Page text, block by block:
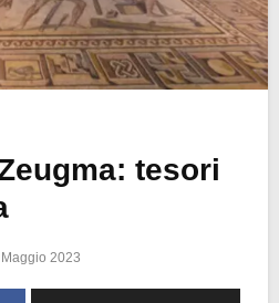
tesori
Maggio 2023